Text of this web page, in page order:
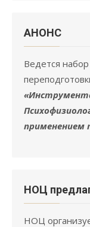
АНОНC
Ведется
применением
НОЦ
НОЦ